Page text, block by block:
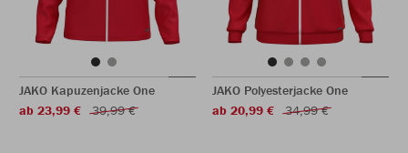
JAKO Kapuzenjacke One
ab 23,99 €
39,99 €
JAKO Polyesterjacke One
ab 20,99 €
34,99 €